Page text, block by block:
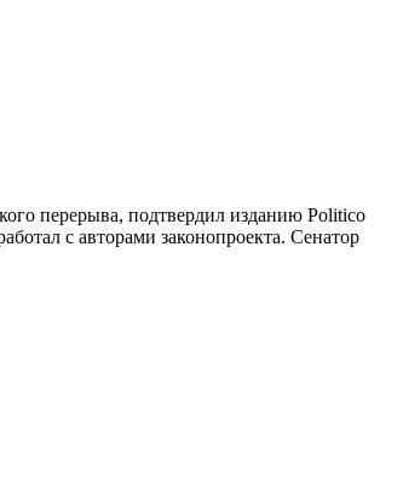
перерыва, подтвердил изданию Politico
с авторами законопроекта. Сенатор